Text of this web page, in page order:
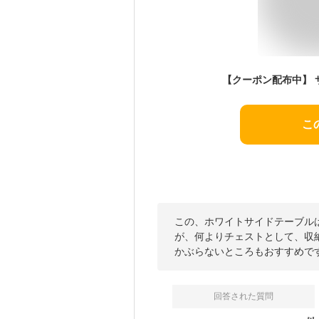
こ
この、ホワイトサイドテーブ
が、何よりチェストとして、
かぶらないところもおすすめで
回答された質問